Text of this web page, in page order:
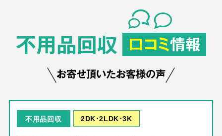
不用品回収 口コミ情報
お寄せ頂いたお客様の声
不用品回収 2DK･2LDK･3K